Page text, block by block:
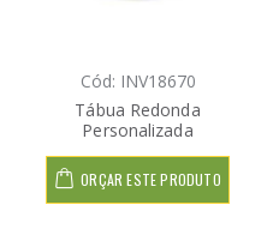
Cód: INV18670
Tábua Redonda
Personalizada
ORÇAR ESTE PRODUTO